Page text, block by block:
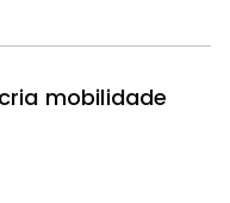
mobilidade